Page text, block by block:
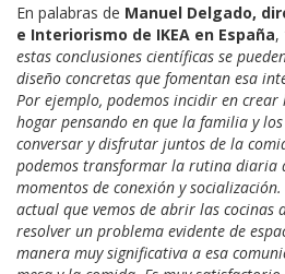
En palabras de Manuel Delgado,
e Interiorismo de IKEA en España,
estas conclusiones científicas se
diseño concretas que fomentan esa
Por ejemplo, podemos incidir en crear
hogar pensando en que la familia y
conversar y disfrutar juntos de la
podemos transformar la rutina diaria
momentos de conexión y
actual que vemos de abrir las cocinas
resolver un problema evidente de
manera muy significativa a esa